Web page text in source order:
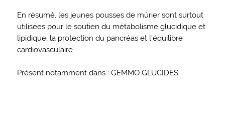
En résumé, les jeunes pousses de mûrier sont surtout
utilisées pour le soutien du métabolisme glucidique et
lipidique, la protection du pancréas et l’équilibre
cardiovasculaire.
Présent notamment dans : GEMMO GLUCIDES.